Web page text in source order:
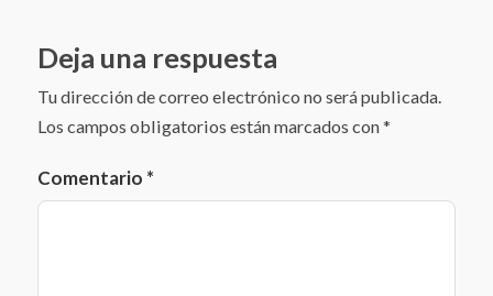
Deja una respuesta
Tu dirección de correo electrónico no será publicada.
Los campos obligatorios están marcados con*
Comentario *